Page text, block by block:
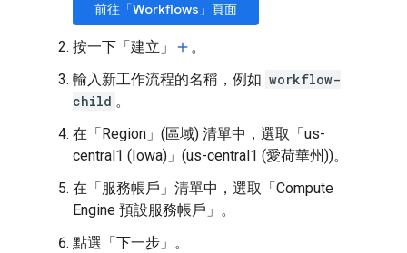
前往「Workflows」頁面
按一下「建立」 add 。
輸入新工作流程的名稱，例如 workflow-
child 。
在「Region」(區域) 清單中，選取「us-
central1 (Iowa)」(us-central1 (愛荷華州))。
在「服務帳戶」 清單中，選取「Compute
Engine 預設服務帳戶」 。
點選「下一步」 。